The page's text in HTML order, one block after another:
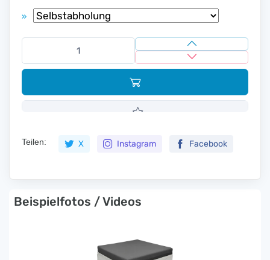
»
Teilen: X Instagram Facebook
Beispielfotos / Videos